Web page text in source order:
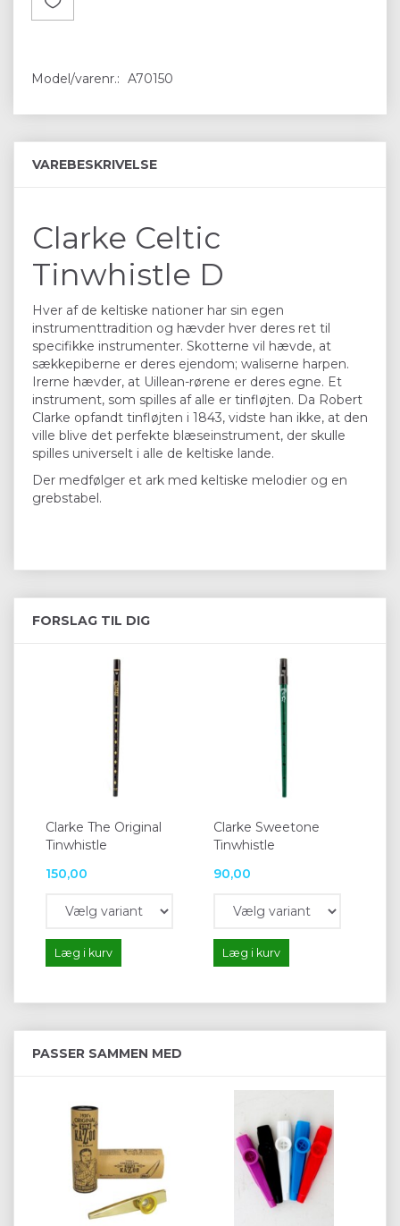
Model/varenr.: A70150
VAREBESKRIVELSE
Clarke Celtic
Tinwhistle D
Hver af de keltiske nationer har sin egen
instrumenttradition og hævder hver deres ret til
specifikke instrumenter. Skotterne vil hævde, at
sækkepiberne er deres ejendom; waliserne harpen.
Irerne hævder, at Uillean-rørene er deres egne. Et
instrument, som spilles af alle er tinfløjten. Da Robert
Clarke opfandt tinfløjten i 1843, vidste han ikke, at den
ville blive det perfekte blæseinstrument, der skulle
spilles universelt i alle de keltiske lande.
Der medfølger et ark med keltiske melodier og en
grebstabel.
FORSLAG TIL DIG
Clarke The Original
Tinwhistle
150,00
Læg i kurv
Clarke Sweetone
Tinwhistle
90,00
Læg i kurv
PASSER SAMMEN MED